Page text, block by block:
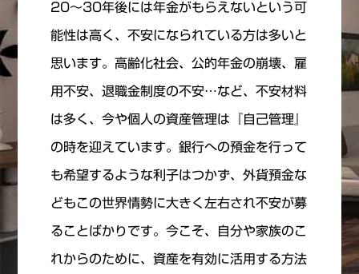
20～30年後には年金がもらえないという可
能性は高く、不安になられている方は多いと
思います。高齢化社会、公的年金の崩壊、雇
用不安、退職金制度の不安…など、不安材料
は多く、今や個人の資産管理は『自己管理』
の時を迎えています。銀行への預金を行って
も希望するような利子はつかず、外貨預金な
どもこの世界情勢に大きく左右され不安が募
ることばかりです。今こそ、自分や家族のこ
れからのために、資産を有効に活用する方法